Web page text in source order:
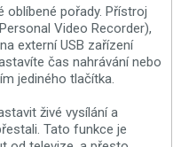
oblíbené pořady. Přístroj
Video Recorder),
externí USB zařízení
čas nahrávání nebo
jediného tlačítka.
živé vysílání a
Tato funkce je